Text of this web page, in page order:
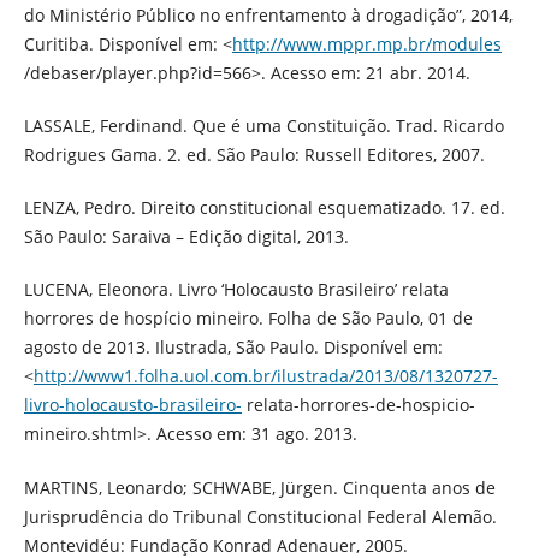
do Ministério Público no enfrentamento à drogadição”, 2014,
Curitiba. Disponível em: <http://www.mppr.mp.br/modules
/debaser/player.php?id=566>. Acesso em: 21 abr. 2014.
LASSALE, Ferdinand. Que é uma Constituição. Trad. Ricardo
Rodrigues Gama. 2. ed. São Paulo: Russell Editores, 2007.
LENZA, Pedro. Direito constitucional esquematizado. 17. ed.
São Paulo: Saraiva – Edição digital, 2013.
LUCENA, Eleonora. Livro ‘Holocausto Brasileiro’ relata
horrores de hospício mineiro. Folha de São Paulo, 01 de
agosto de 2013. Ilustrada, São Paulo. Disponível em:
<http://www1.folha.uol.com.br/ilustrada/2013/08/1320727-
livro-holocausto-brasileiro- relata-horrores-de-hospicio-
mineiro.shtml>. Acesso em: 31 ago. 2013.
MARTINS, Leonardo; SCHWABE, Jürgen. Cinquenta anos de
Jurisprudência do Tribunal Constitucional Federal Alemão.
Montevidéu: Fundação Konrad Adenauer, 2005.